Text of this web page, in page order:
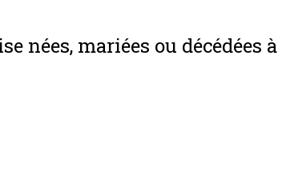
nées, mariées ou décédées